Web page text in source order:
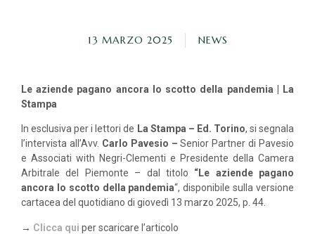
13 MARZO 2025 NEWS
Le aziende pagano ancora lo scotto della pandemia | La
Stampa
In esclusiva per i lettori de La Stampa – Ed. Torino, si segnala
l’intervista all’Avv. Carlo Pavesio –Senior Partner di Pavesio
e Associati with Negri-Clementi e Presidente della Camera
Arbitrale del Piemonte – dal titolo “Le aziende pagano
ancora lo scotto della pandemia“, disponibile sulla versione
cartacea del quotidiano di giovedì 13 marzo 2025, p. 44.
→ Clicca qui per scaricare l’articolo